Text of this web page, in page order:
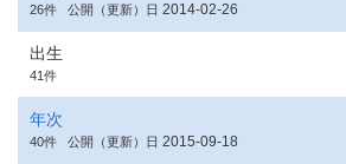
26件 公開（更新）日 2014-02-26
出生
41件
年次
40件 公開（更新）日 2015-09-18